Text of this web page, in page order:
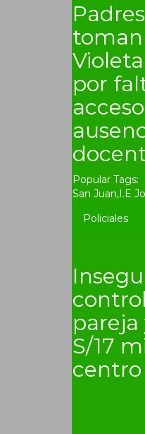
por
Popular Tags:
San Juan,I.E
Policiales
pareja
S/17